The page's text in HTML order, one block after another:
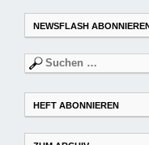
NEWSFLASH ABONNIEREN
Suchen
nach:
HEFT ABONNIEREN